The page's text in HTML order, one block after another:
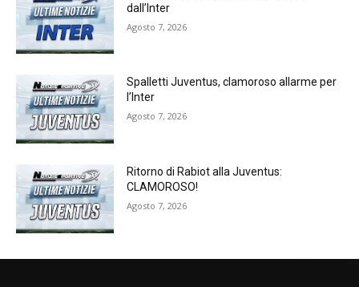
dall’Inter
Agosto 7, 2026
Spalletti Juventus, clamoroso allarme per
l’Inter
Agosto 7, 2026
Ritorno di Rabiot alla Juventus:
CLAMOROSO!
Agosto 7, 2026